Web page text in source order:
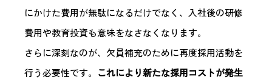
にかけた費用が無駄になるだけでなく、入社後の研修
費用や教育投資も意味をなさなくなります。
さらに深刻なのが、欠員補充のために再度採用活動を
行う必要性です。 これにより新たな採用コストが発生